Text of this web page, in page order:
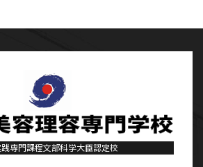
専門課程文部科学大臣認定校